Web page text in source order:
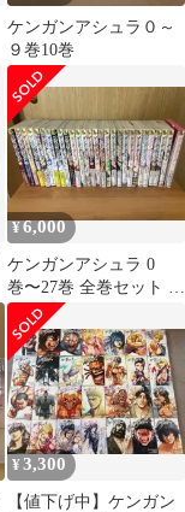
ケンガンアシュラ０～
９巻10巻
¥6,000
ケンガンアシュラ 0
巻〜27巻 全巻セット 特
典付
¥3,300
【値下げ中】ケンガン